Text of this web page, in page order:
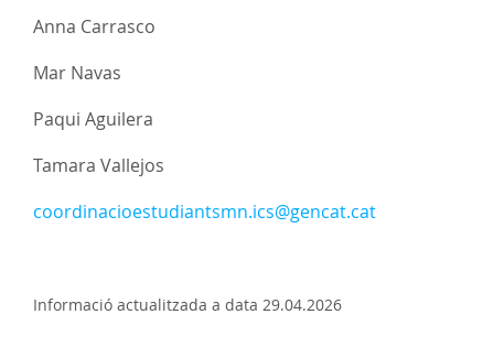
Anna Carrasco
Mar Navas
Paqui Aguilera
Tamara Vallejos
coordinacioestudiantsmn.ics@gencat.cat
Informació actualitzada a data 29.04.2026